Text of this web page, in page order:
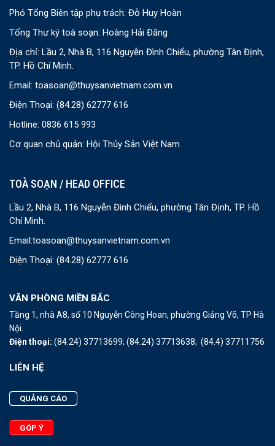
Phó Tổng Biên tập phụ trách: Đỗ Huy Hoàn
Tổng Thư ký toà soạn: Hoàng Hải Đăng
Địa chỉ: Lầu 2, Nhà B, 116 Nguyễn Đình Chiểu, phường Tân Định,
TP. Hồ Chí Minh.
Email: toasoan@thuysanvietnam.com.vn
Điện Thoại: (84.28) 62777 616
Hotline: 0836 615 993
Cơ quan chủ quản: Hội Thủy Sản Việt Nam
TOÀ SOẠN / HEAD OFFICE
Lầu 2, Nhà B, 116 Nguyễn Đình Chiểu, phường Tân Định, TP. Hồ
Chí Minh.
Email:toasoan@thuysanvietnam.com.vn
Điện Thoại: (84.28) 62777 616
VĂN PHÒNG MIỀN BẮC
Tầng 1, nhà A8, số 10 Nguyễn Công Hoan, phường Giảng Võ, TP Hà
Nội.
Điện thoại: (84.24) 37713699; (84.24) 37713638; (84.4) 37711756
LIÊN HỆ
QUẢNG CÁO
GÓP Ý